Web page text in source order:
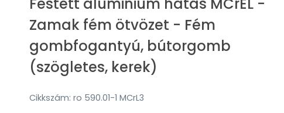
Zamak fém ötvözet - Fém
gombfogantyú, bútorgomb
(szögletes, kerek)
Cikkszám: ro 590.01-1 MCrL3